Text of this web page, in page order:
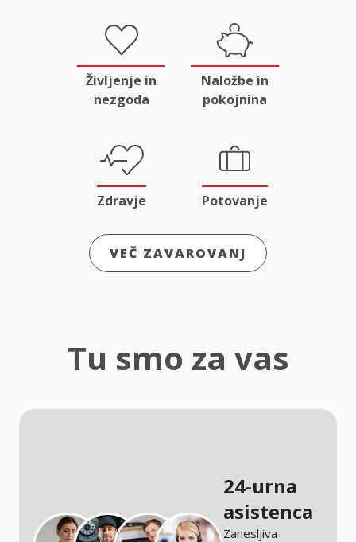
Življenje in
nezgoda
Naložbe in
pokojnina
Zdravje Potovanje
VEČ ZAVAROVANJ
Tu smo za vas
24-urna
asistenca
Zanesljiva